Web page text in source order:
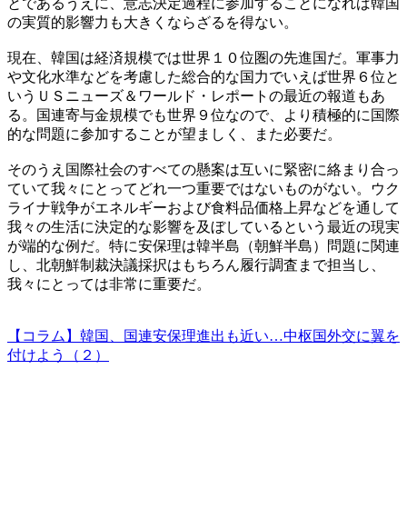
の実質的影響力も大きくならざるを得ない。
現在、韓国は経済規模では世界１０位圏の先進国だ。軍事力
や文化水準などを考慮した総合的な国力でいえば世界６位と
いうＵＳニューズ＆ワールド・レポートの最近の報道もあ
る。国連寄与金規模でも世界９位なので、より積極的に国際
的な問題に参加することが望ましく、また必要だ。
そのうえ国際社会のすべての懸案は互いに緊密に絡まり合っ
ていて我々にとってどれ一つ重要ではないものがない。ウク
ライナ戦争がエネルギーおよび食料品価格上昇などを通して
我々の生活に決定的な影響を及ぼしているという最近の現実
が端的な例だ。特に安保理は韓半島（朝鮮半島）問題に関連
し、北朝鮮制裁決議採択はもちろん履行調査まで担当し、
我々にとっては非常に重要だ。
【コラム】韓国、国連安保理進出も近い…中枢国外交に翼を
付けよう（２）